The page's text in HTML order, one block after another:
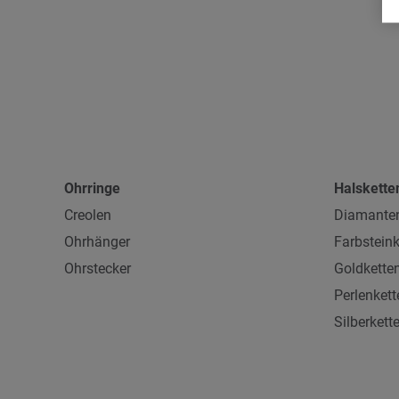
Ohrringe
Creolen
Ohrhänger
Ohrstecker